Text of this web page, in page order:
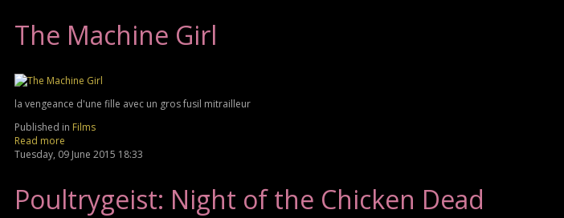
The Machine Girl
la vengeance d'une fille avec un gros fusil mitrailleur
Published in Films
Read more
Tuesday, 09 June 2015 18:33
Poultrygeist: Night of the Chicken Dead